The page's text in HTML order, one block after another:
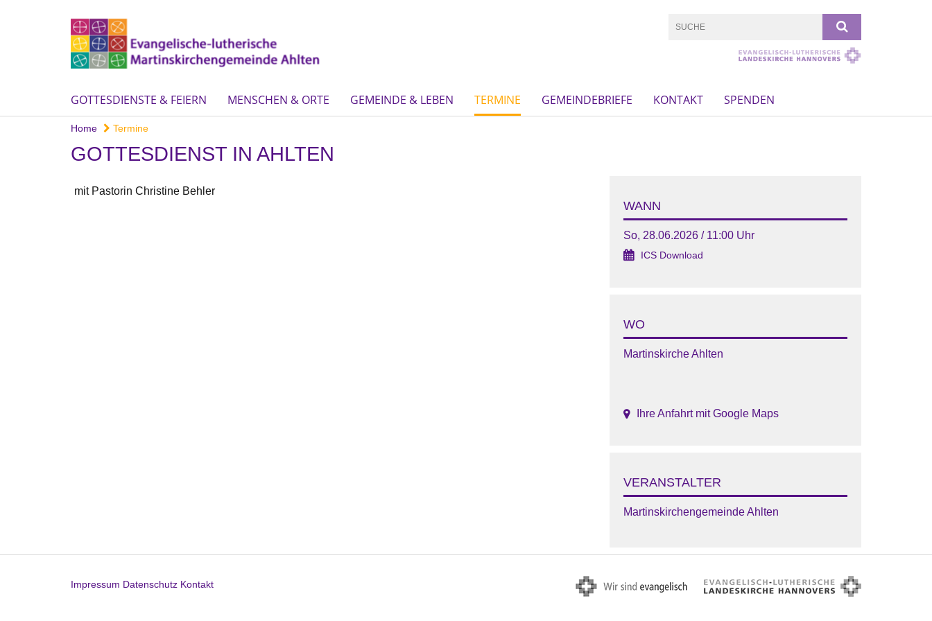
GOTTESDIENSTE & FEIERN MENSCHEN & ORTE GEMEINDE & LEBEN TERMINE GEMEINDEBRIEFE KONTAKT SPENDEN
Home Termine
GOTTESDIENST IN AHLTEN
mit Pastorin Christine Behler
WANN
So, 28.06.2026 / 11:00 Uhr
ICS Download
WO
Martinskirche Ahlten
Ihre Anfahrt mit Google Maps
VERANSTALTER
Martinskirchengemeinde Ahlten
Impressum Datenschutz Kontakt